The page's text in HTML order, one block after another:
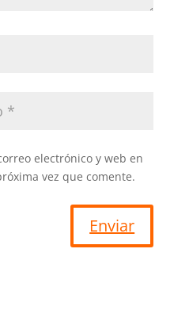
electrónico y web en
vez que comente.
Enviar